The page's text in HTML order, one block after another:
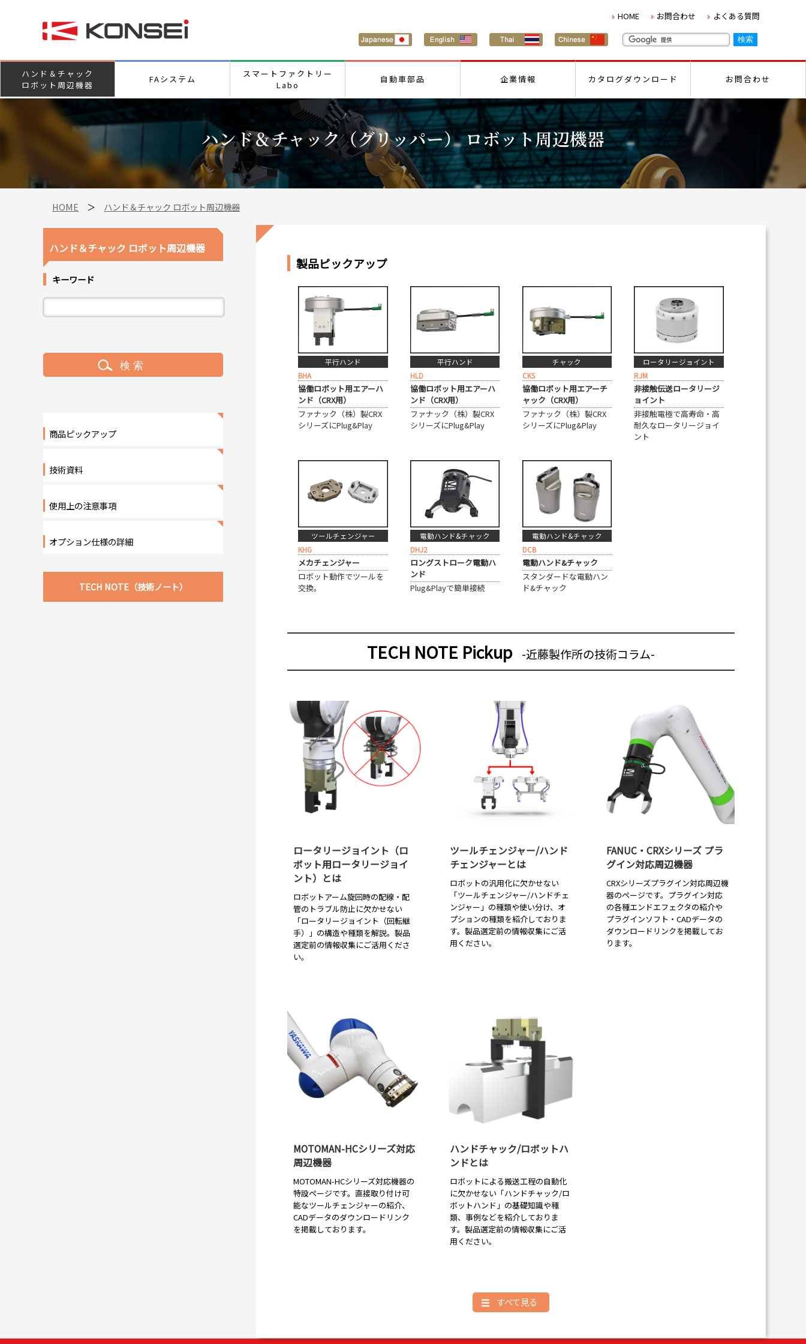
HOME お問合わせ よくある質問
ハンド＆チャック
ロボット周辺機器
FAシステム
スマートファクトリー
Labo
自動車部品 企業情報 カタログダウンロード お問合わせ
ハンド＆チャック（グリッパー） ロボット周辺機器
HOME ＞ ハンド＆チャック ロボット周辺機器
製品ピックアップ
平行ハンド
BHA
協働ロボット用エアーハ
ンド（CRX用）
ファナック（株）製CRX
シリーズにPlug&Play
平行ハンド
HLD
協働ロボット用エアーハ
ンド（CRX用）
ファナック（株）製CRX
シリーズにPlug&Play
チャック
CKS
協働ロボット用エアーチ
ャック（CRX用）
ファナック（株）製CRX
シリーズにPlug&Play
ロータリージョイント
RJM
非接触伝送ロータリージ
ョイント
非接触電極で高寿命・高
耐久なロータリージョイ
ント
ツールチェンジャー
KHG
メカチェンジャー
ロボット動作でツールを
交換。
電動ハンド&チャック
DHJ2
ロングストローク電動ハ
ンド
Plug&Playで簡単接続
電動ハンド&チャック
DCB
電動ハンド&チャック
スタンダードな電動ハン
ド&チャック
TECH NOTE Pickup -近藤製作所の技術コラム-
ロータリージョイント（ロ
ボット用ロータリージョイ
ント）とは
ロボットアーム旋回時の配線・配
管のトラブル防止に欠かせない
「ロータリージョイント（回転継
手）」の構造や種類を解説。製品
選定前の情報収集にご活用くださ
い。
ツールチェンジャー/ハンド
チェンジャーとは
ロボットの汎用化に欠かせない
「ツールチェンジャー/ハンドチェ
ンジャー」の種類や使い分け、オ
プションの種類を紹介しておりま
す。製品選定前の情報収集にご活
用ください。
FANUC・CRXシリーズ プラ
グイン対応周辺機器
CRXシリーズプラグイン対応周辺機
器のページです。プラグイン対応
の各種エンドエフェクタの紹介や
プラグインソフト・CADデータの
ダウンロードリンクを掲載してお
ります。
MOTOMAN-HCシリーズ対応
周辺機器
MOTOMAN-HCシリーズ対応機器の
特設ページです。直接取り付け可
能なツールチェンジャーの紹介、
CADデータのダウンロードリンク
を掲載しております。
ハンドチャック/ロボットハ
ンドとは
ロボットによる搬送工程の自動化
に欠かせない「ハンドチャック/ロ
ボットハンド」の基礎知識や種
類、事例などを紹介しておりま
す。製品選定前の情報収集にご活
用ください。
すべて見る
ハンド＆チャック ロボット周辺機器
キーワード
商品ピックアップ
技術資料
使用上の注意事項
オプション仕様の詳細
TECH NOTE（技術ノート）